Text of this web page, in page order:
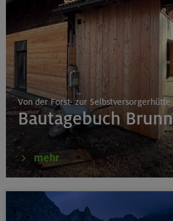
Von der Forst- zur Selbstversorgerhütte
Bautagebuch
mehr